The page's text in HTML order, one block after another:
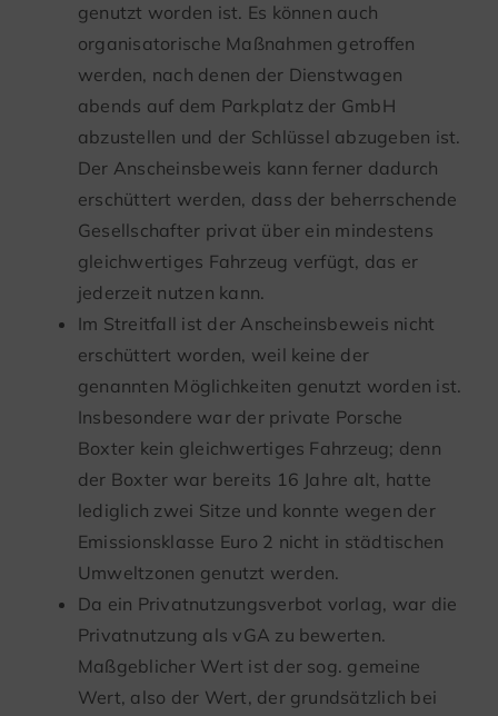
genutzt worden ist. Es können auch
organisatorische Maßnahmen getroffen
werden, nach denen der Dienstwagen
abends auf dem Parkplatz der GmbH
abzustellen und der Schlüssel abzugeben ist.
Der Anscheinsbeweis kann ferner dadurch
erschüttert werden, dass der beherrschende
Gesellschafter privat über ein mindestens
gleichwertiges Fahrzeug verfügt, das er
jederzeit nutzen kann.
Im Streitfall ist der Anscheinsbeweis nicht
erschüttert worden, weil keine der
genannten Möglichkeiten genutzt worden ist.
Insbesondere war der private Porsche
Boxter kein gleichwertiges Fahrzeug; denn
der Boxter war bereits 16 Jahre alt, hatte
lediglich zwei Sitze und konnte wegen der
Emissionsklasse Euro 2 nicht in städtischen
Umweltzonen genutzt werden.
Da ein Privatnutzungsverbot vorlag, war die
Privatnutzung als vGA zu bewerten.
Maßgeblicher Wert ist der sog. gemeine
Wert, also der Wert, der grundsätzlich bei